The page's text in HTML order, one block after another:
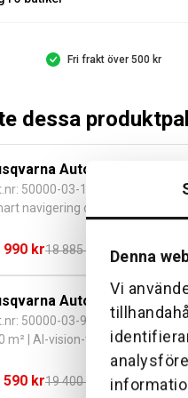
Denna
Vi
Fri frakt över 500 kr
dessa
Automower® 308V
50000-03-104
navigering och jämn
18 885
990 kr
Automower®
50000-03-92
m² | AI-vision-teknik
19 400
590 kr